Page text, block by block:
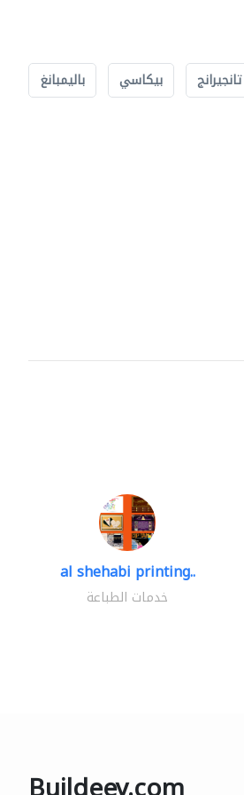
تانجيرانج بيكاسي باليمبانغ
al shehabi printing..
خدمات الطباعة